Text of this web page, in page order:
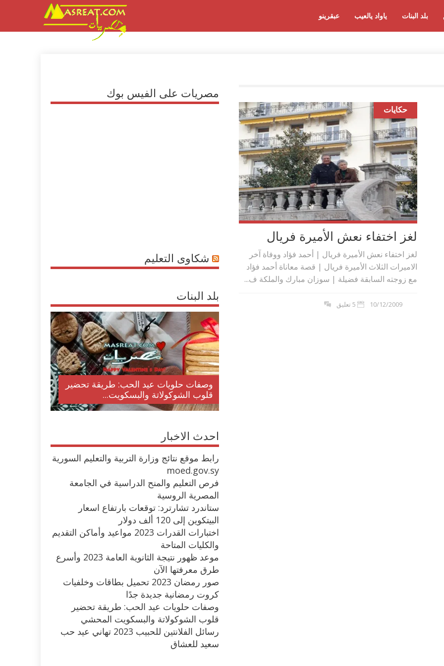
عبقرينو ياواد يالعيب بلد البنات
حكايات
لغز اختفاء نعش الأميرة فريال
لغز اختفاء نعش الأميرة فريال | أحمد فؤاد ووفاة آخر
الاميرات الثلاث الأميرة فريال | قصة معاناة أحمد فؤاد
مع زوجته السابقة فضيلة | سوزان مبارك والملكة ف...
10/12/2009 5 تعليق
مصريات على الفيس بوك
شكاوى التعليم
بلد البنات
وصفات حلويات عيد الحب: طريقة تحضير
قلوب الشوكولاتة والبسكويت...
احدث الاخبار
رابط موقع نتائج وزارة التربية والتعليم السورية
moed.gov.sy
فرص التعليم والمنح الدراسية في الجامعة
المصرية الروسية
ستاندرد تشارترد: توقعات بارتفاع اسعار
البيتكوين إلى 120 ألف دولار
اختبارات القدرات 2023 مواعيد وأماكن التقديم
والكليات المتاحة
موعد ظهور نتيجة الثانوية العامة 2023 وأسرع
طرق معرفتها الآن
صور رمضان 2023 تحميل بطاقات وخلفيات
كروت رمضانية جديدة جدًا
وصفات حلويات عيد الحب: طريقة تحضير
قلوب الشوكولاتة والبسكويت المحشي
رسائل الفلانتين للحبيب 2023 تهاني عيد حب
سعيد للعشاق